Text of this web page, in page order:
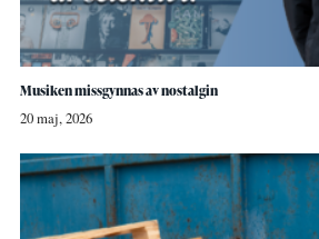
Musiken missgynnas av nostalgin
20 maj, 2026